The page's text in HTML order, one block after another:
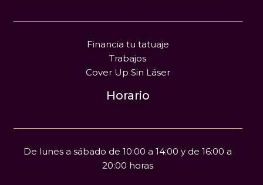
Financia tu tatuaje
Trabajos
Cover Up Sin Láser
Horario
De lunes a sábado de 10:00 a 14:00 y de 16:00 a
20:00 horas